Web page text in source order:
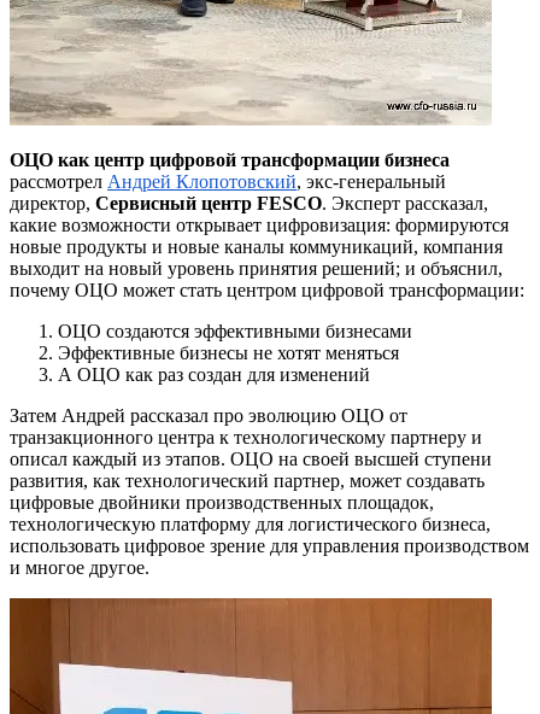
ОЦО как центр цифровой трансформации бизнеса
рассмотрел Андрей Клопотовский, экс-генеральный
директор, Сервисный центр FESCO. Эксперт рассказал,
какие возможности открывает цифровизация: формируются
новые продукты и новые каналы коммуникаций, компания
выходит на новый уровень принятия решений; и объяснил,
почему ОЦО может стать центром цифровой трансформации:
ОЦО создаются эффективными бизнесами
Эффективные бизнесы не хотят меняться
А ОЦО как раз создан для изменений
Затем Андрей рассказал про эволюцию ОЦО от
транзакционного центра к технологическому партнеру и
описал каждый из этапов. ОЦО на своей высшей ступени
развития, как технологический партнер, может создавать
цифровые двойники производственных площадок,
технологическую платформу для логистического бизнеса,
использовать цифровое зрение для управления производством
и многое другое.